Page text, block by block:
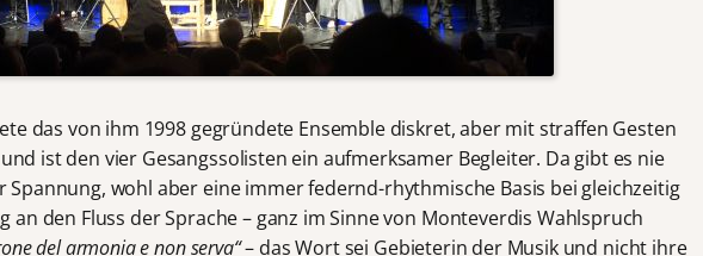
das von ihm 1998 gegründete Ensemble diskret, aber mit straffen Gesten
ist den vier Gesangssolisten ein aufmerksamer Begleiter. Da gibt es nie
Spannung, wohl aber eine immer federnd-rhythmische Basis bei gleichzeitig
an den Fluss der Sprache – ganz im Sinne von Monteverdis Wahlspruch
del armonia e non serva“– das Wort sei Gebieterin der Musik und nicht ihre